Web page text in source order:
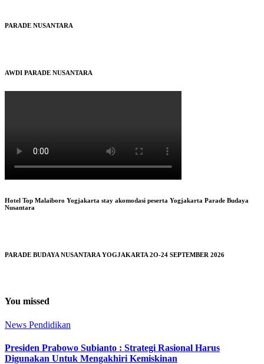
PARADE NUSANTARA
AWDI PARADE NUSANTARA
Hotel Top Malaiboro Yogjakarta stay akomodasi peserta Yogjakarta Parade Budaya
Nusantara
PARADE BUDAYA NUSANTARA YOGJAKARTA 2O-24 SEPTEMBER 2026
You missed
News Pendidikan
Presiden Prabowo Subianto : Strategi Rasional Harus
Digunakan Untuk Mengakhiri Kemiskinan